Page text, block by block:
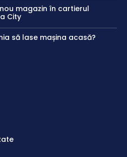
magazin în cartierul
City
să lase mașina acasă?